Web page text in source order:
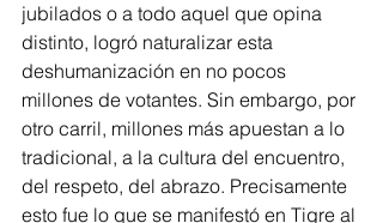
jubilados o a todo aquel que opina
distinto, logró naturalizar esta
deshumanización en no pocos
millones de votantes. Sin embargo, por
otro carril, millones más apuestan a lo
tradicional, a la cultura del encuentro,
del respeto, del abrazo. Precisamente
esto fue lo que se manifestó en Tigre al